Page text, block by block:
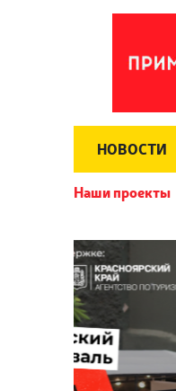
НОВОСТИ
Наши проекты